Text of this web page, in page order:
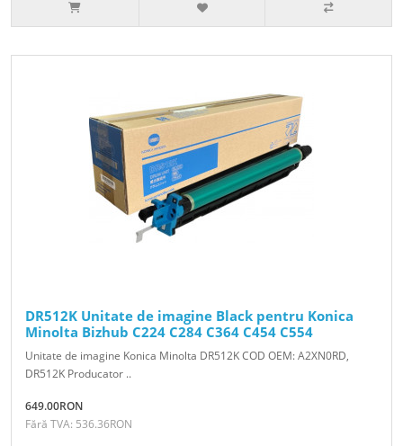
DR512K Unitate de imagine Black pentru Konica
Minolta Bizhub C224 C284 C364 C454 C554
Unitate de imagine Konica Minolta DR512K COD OEM: A2XN0RD,
DR512K Producator ..
649.00RON
Fără TVA: 536.36RON